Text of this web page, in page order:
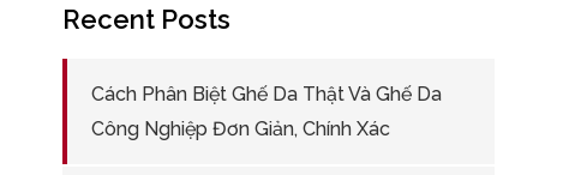
Recent Posts
Cách Phân Biệt Ghế Da Thật Và Ghế Da
Công Nghiệp Đơn Giản, Chính Xác